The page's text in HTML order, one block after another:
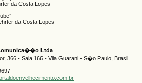
da Costa Lopes
da Costa Lopes
Ltda
366 - Sala 166 - Vila Guarani - S�o Paulo, Brasil.